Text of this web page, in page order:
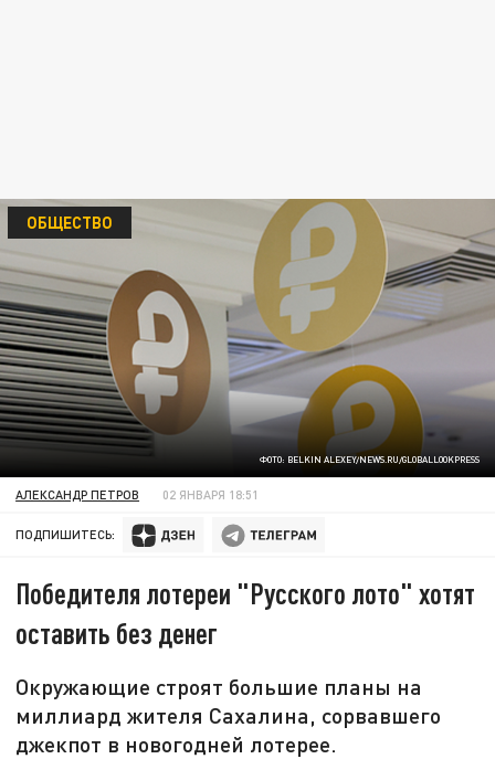
ФОТО: BELKIN ALEXEY/NEWS.RU/GLOBALLOOKPRESS
ОБЩЕСТВО
АЛЕКСАНДР ПЕТРОВ 02 ЯНВАРЯ 18:51
ПОДПИШИТЕСЬ:
Победителя лотереи "Русского лото" хотят
оставить без денег
Окружающие строят большие планы на
миллиард жителя Сахалина, сорвавшего
джекпот в новогодней лотерее.